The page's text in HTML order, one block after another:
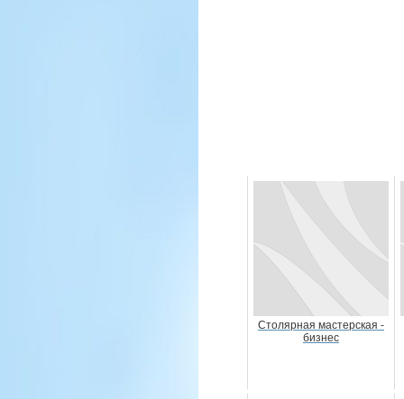
Столярная мастерская -
бизнес